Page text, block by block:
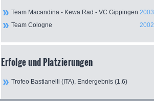
Team Macandina - Kewa Rad - VC Gippingen 2003
Team Cologne
2002
Erfolge und Platzierungen
Trofeo Bastianelli (ITA), Endergebnis (1.6)